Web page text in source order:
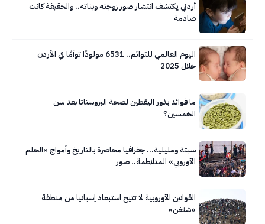
أردني يكتشف انتشار صور زوجته وبناته.. والحقيقة كانت
صادمة
اليوم العالمي للتوائم.. 6531 مولودًا توأمًا في الأردن
خلال 2025
ما فوائد بذور اليقطين لصحة البروستاتا بعد سن
الخمسين؟
سبتة ومليلية… جغرافيا محاصرة بالتاريخ وأمواج «الحلم
الأوروبي» المتلاطمة.. صور
القوانين الأوروبية لا تتيح استبعاد إسبانيا من منطقة
«شنغن»